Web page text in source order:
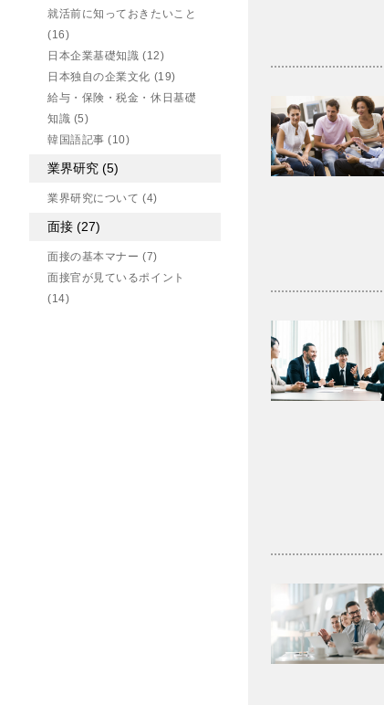
就活前に知っておきたいこと
(16)
日本企業基礎知識(12)
日本独自の企業文化 (19)
給与・保険・税金・休日基礎
知識 (5)
韓国語記事(10)
業界研究 (5)
業界研究について(4)
面接 (27)
面接の基本マナー(7)
面接官が見ているポイント
(14)